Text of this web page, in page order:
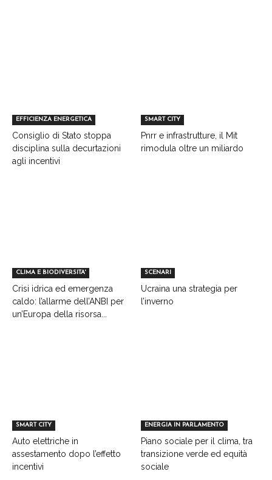
EFFICIENZA ENERGETICA
Consiglio di Stato stoppa
disciplina sulla decurtazioni
agli incentivi
SMART CITY
Pnrr e infrastrutture, il Mit
rimodula oltre un miliardo
CLIMA E BIODIVERSITA'
Crisi idrica ed emergenza
caldo: l’allarme dell’ANBI per
un’Europa della risorsa...
SCENARI
Ucraina una strategia per
l’inverno
SMART CITY
Auto elettriche in
assestamento dopo l’effetto
incentivi
ENERGIA IN PARLAMENTO
Piano sociale per il clima, tra
transizione verde ed equità
sociale